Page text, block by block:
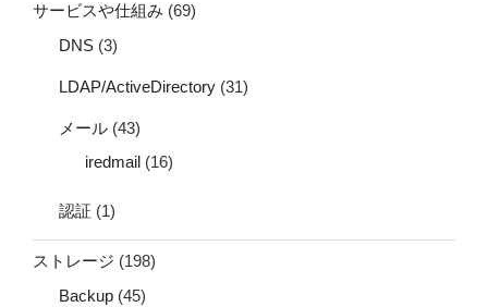
サービスや仕組み (69)
DNS (3)
LDAP/ActiveDirectory (31)
メール (43)
iredmail (16)
認証 (1)
ストレージ (198)
Backup (45)